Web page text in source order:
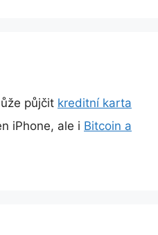
půjčit kreditní karta
iPhone, ale i Bitcoin a